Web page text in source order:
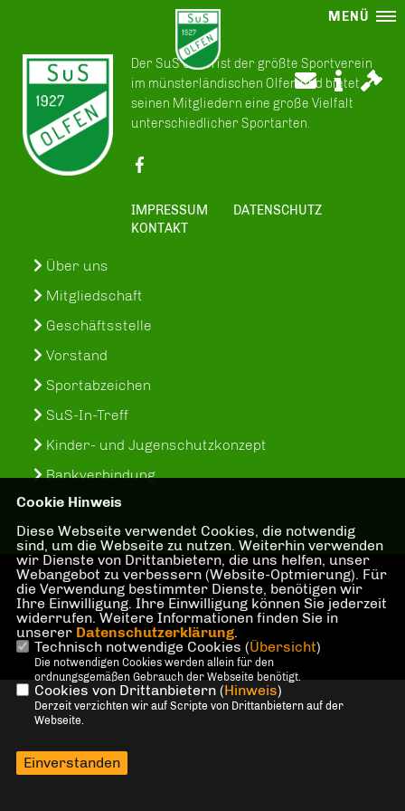
MENÜ
Der SuS Olfen ist der größte Sportverein
im münsterländischen Olfen und bietet
seinen Mitgliedern eine große Vielfalt
unterschiedlicher Sportarten.
IMPRESSUM
DATENSCHUTZ
KONTAKT
Über uns
Mitgliedschaft
Geschäftsstelle
Vorstand
Sportabzeichen
SuS-In-Treff
Kinder- und Jugenschutzkonzept
Bankverbindung
@2026 Spiel und Sport 1927 e. V.
Olfen
Alle Rechte vorbehalten. | 239918
Besucher
REALISATION: SHARKNESS MEDIA GMBH & CO. KG | SEKTION SPORT
Cookie Hinweis
Diese Webseite verwendet Cookies, die notwendig
sind, um die Webseite zu nutzen. Weiterhin verwenden
wir Dienste von Drittanbietern, die uns helfen, unser
Webangebot zu verbessern (Website-Optmierung). Für
die Verwendung bestimmter Dienste, benötigen wir
Ihre Einwilligung. Ihre Einwilligung können Sie jederzeit
widerrufen. Weitere Informationen finden Sie in
unserer Datenschutzerklärung.
Technisch notwendige Cookies (Übersicht)
Die notwendigen Cookies werden allein für den
ordnungsgemäßen Gebrauch der Webseite benötigt.
Cookies von Drittanbietern (Hinweis)
Derzeit verzichten wir auf Scripte von Drittanbietern auf der
Webseite.
Einverstanden